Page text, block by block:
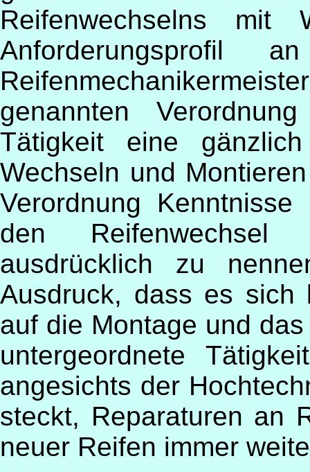
Reifenwechselns mit
Anforderungsprofil
genannten
Tätigkeit eine
Wechseln und
Verordnung
den
ausdrücklich zu
Ausdruck, dass es sich
auf die Montage und
untergeordnete
angesichts der
steckt, Reparaturen an
neuer Reifen immer